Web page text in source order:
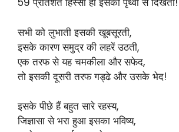
सभी को लुभाती इसकी खूबसूरती,
इसके कारण समुद्र की लहरें उठती,
एक तरफ से यह चमकीला और सफेद,
तो इसकी दूसरी तरफ गड्ढे और उसके भेद!
इसके पीछे हैं बहुत सारे रहस्य,
जिज्ञासा से भरा हुआ इसका भविष्य,